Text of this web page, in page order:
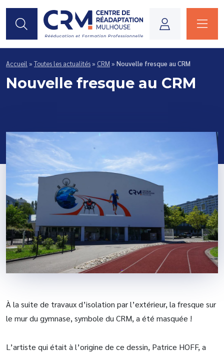
Je suis...
Accueil » Toutes les actualités» CRM » Nouvelle fresque au CRM
Nouvelle fresque au CRM
À la suite de travaux d’isolation par l’extérieur, la fresque sur
le mur du gymnase, symbole du CRM, a été masquée !
L’artiste qui était à l’origine de ce dessin, Patrice HOFF, a